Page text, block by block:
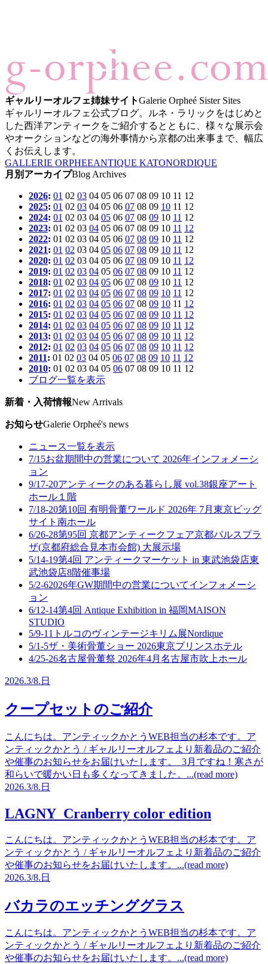
ギャルリーオルフェ姉妹サイトGalerie Orpheé Sister Sites
ギャルリーオルフェ公式ブログ。ルネ・ラリックをはじめと
した西洋アンティークをご紹介するとともに、様々な展示会
やオークションなどの海外事情から京都の出来事まで、幅広
くお伝えします。
GALLERIE ORPHEEANTIQUE KATONORDIQUE
月別アーカイプBlog Archives
2026: 01 02 03 04 05 06 07 08 09 10 11 12
2025: 01 02 03 04 05 06 07 08 09 10 11 12
2024: 01 02 03 04 05 06 07 08 09 10 11 12
2023: 01 02 03 04 05 06 07 08 09 10 11 12
2022: 01 02 03 04 05 06 07 08 09 10 11 12
2021: 01 02 03 04 05 06 07 08 09 10 11 12
2020: 01 02 03 04 05 06 07 08 09 10 11 12
2019: 01 02 03 04 05 06 07 08 09 10 11 12
2018: 01 02 03 04 05 06 07 08 09 10 11 12
2017: 01 02 03 04 05 06 07 08 09 10 11 12
2016: 01 02 03 04 05 06 07 08 09 10 11 12
2015: 01 02 03 04 05 06 07 08 09 10 11 12
2014: 01 02 03 04 05 06 07 08 09 10 11 12
2013: 01 02 03 04 05 06 07 08 09 10 11 12
2012: 01 02 03 04 05 06 07 08 09 10 11 12
2011: 01 02 03 04 05 06 07 08 09 10 11 12
2010: 01 02 03 04 05 06 07 08 09 10 11 12
ブログ一覧を表示
新着・入荷情報New Arrivals
お知らせGalerie Orpheé's news
ニュース一覧を表示
7/15お盆期間中の営業について 2026年インフォメーシ
ョン
9/17-20アンティークのある暮らし展 vol.38銀座アート
ホール１階
7/18-20第10回 有明骨董ワールド 2026年 7月 東京ビッグ
サイト南ホール
6/26-28第95回 京都アンティークフェア京都パルスプラ
ザ(京都府総合見本市会館) 大展示場
5/14-19第4回 アンティークマーケット in 東武池袋店東
武池袋店8階催事場
5/2-62026年GW期間中の営業についてインフォメーシ
ョン
6/12-14第4回 Antique Exhibition in 福岡MAISON
STUDIO
5/9-11 トルコのヴィンテージキリム展Nordique
5/1-5ザ・美術骨董ショー 2026東京プリンスホテル
4/25-26名古屋骨董祭 2026年4月 名古屋市吹上ホール
2026.3/8. 日
クープセットのご紹介
こんにちは。アンティックかとうWEB担当の杉本です。ア
ンティックかとう / ギャルリーオルフェより新着品のご紹介
や催事のお知らせをお届けいたします。 3月ですね！寒さが
和らいで暖かい日も多くなってきました。...(read more)
2026.3/8. 日
LAGNY Cranberry color edition
こんにちは。アンティックかとうWEB担当の杉本です。ア
ンティックかとう / ギャルリーオルフェより新着品のご紹介
や催事のお知らせをお届けいたします。...(read more)
2026.3/8. 日
バカラのエッチンググラス
こんにちは。アンティックかとうWEB担当の杉本です。ア
ンティックかとう / ギャルリーオルフェより新着品のご紹介
や催事のお知らせをお届けいたします。...(read more)